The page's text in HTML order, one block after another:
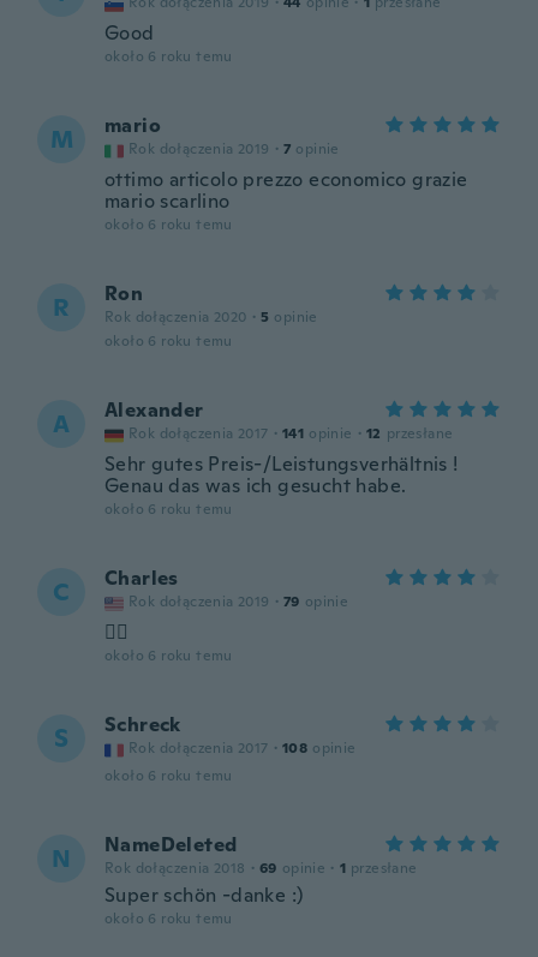
Good
około 6 roku temu
M mario
Rok dołączenia 2019 · 7 opinie
ottimo articolo prezzo economico grazie
mario scarlino
około 6 roku temu
R Ron
Rok dołączenia 2020 · 5 opinie
około 6 roku temu
A Alexander
Rok dołączenia 2017 · 141 opinie · 12 przesłane
Sehr gutes Preis-/Leistungsverhältnis !
Genau das was ich gesucht habe.
około 6 roku temu
C Charles
Rok dołączenia 2019 · 79 opinie
👍🏻
około 6 roku temu
S Schreck
Rok dołączenia 2017 · 108 opinie
około 6 roku temu
N NameDeleted
Rok dołączenia 2018 · 69 opinie · 1 przesłane
Super schön -danke :)
około 6 roku temu